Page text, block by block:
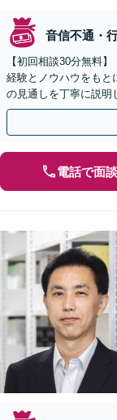
音信不通・
【初回相談30分無料
経験とノウハウをもと
の見通しを丁寧に説明
【完全個室】【葭川公
電話で面